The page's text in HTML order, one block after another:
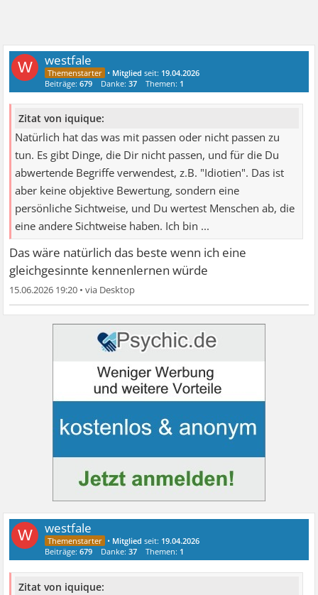
W westfale
• Mitglied seit: 19.04.2026
Beiträge:679 Danke:37 Themen: 1
Zitat von iquique:
Natürlich hat das was mit passen oder nicht passen zu
tun. Es gibt Dinge, die Dir nicht passen, und für die Du
abwertende Begriffe verwendest, z.B. "Idiotien". Das ist
aber keine objektive Bewertung, sondern eine
persönliche Sichtweise, und Du wertest Menschen ab, die
eine andere Sichtweise haben. Ich bin ...
Das wäre natürlich das beste wenn ich eine
gleichgesinnte kennenlernen würde
15.06.2026 19:20 •
W westfale
• Mitglied seit: 19.04.2026
Beiträge:679 Danke:37 Themen: 1
Zitat von iquique: